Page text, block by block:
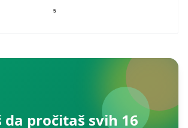
5
da pročitaš svih 16